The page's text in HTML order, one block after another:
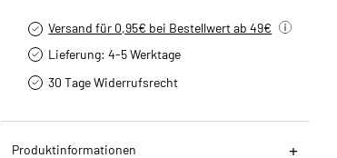
Versand für 0,95€ bei Bestellwert ab 49€
Lieferung: 4-5 Werktage
30 Tage Widerrufsrecht
Produktinformationen